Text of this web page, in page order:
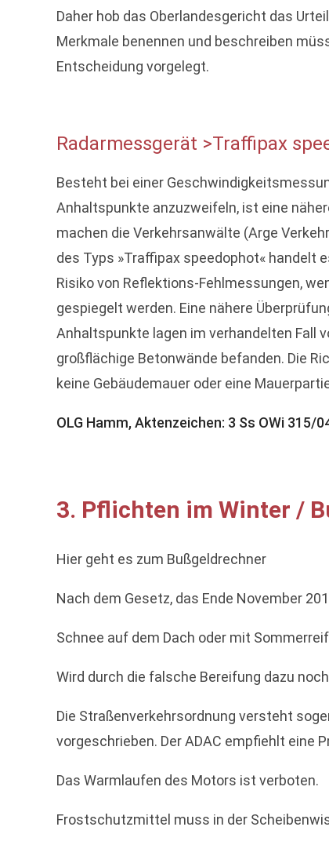
Daher hob das Oberlandesgericht das
Merkmale benennen und beschreiben
Entscheidung vorgelegt.
Radarmessgerät >Traffipax
Besteht bei einer
Anhaltspunkte anzuzweifeln, ist eine
machen die Verkehrsanwälte (Arge
des Typs »Traffipax speedophot« handelt
Risiko von Reflektions-Fehlmessungen,
gespiegelt werden. Eine nähere
Anhaltspunkte lagen im verhandelten Fall
großflächige Betonwände befanden. Die
keine Gebäudemauer oder eine
OLG Hamm, Aktenzeichen: 3 Ss OWi 315/
3. Pflichten im Winter /
Hier geht es zum Bußgeldrechner
Nach dem Gesetz, das Ende November
Schnee auf dem Dach oder mit
Wird durch die falsche Bereifung dazu
Die Straßenverkehrsordnung versteht
vorgeschrieben. Der ADAC empfiehlt
Das Warmlaufen des Motors ist verboten.
Frostschutzmittel muss in der